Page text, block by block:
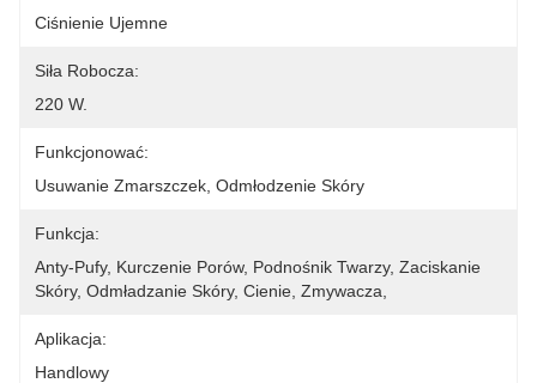
Ciśnienie Ujemne
Siła Robocza:
220 W.
Funkcjonować:
Usuwanie Zmarszczek, Odmłodzenie Skóry
Funkcja:
Anty-Pufy, Kurczenie Porów, Podnośnik Twarzy, Zaciskanie
Skóry, Odmładzanie Skóry, Cienie, Zmywacza,
Aplikacja:
Handlowy